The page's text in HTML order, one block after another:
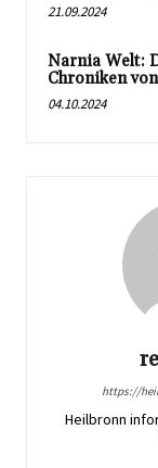
21.09.2024
Narnia Welt:
Chroniken
04.10.2024
https://
Heilbronn